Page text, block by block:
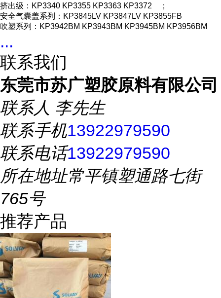
挤出级：KP3340 KP3355 KP3363 KP3372 ；
安全气囊盖系列：KP3845LV KP3847LV KP3855FB
吹塑系列：KP3942BM KP3943BM KP3945BM KP3956BM
...
联系我们
东莞市苏广塑胶原料有限公司
联系人 李先生
联系手机13922979590
联系电话13922979590
所在地址常平镇塑通路七街
765号
推荐产品